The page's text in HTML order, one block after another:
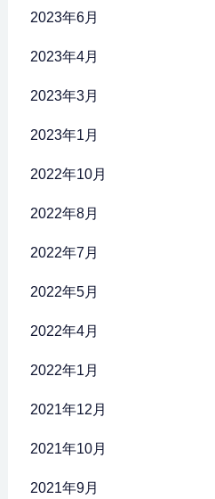
2023年6月
2023年4月
2023年3月
2023年1月
2022年10月
2022年8月
2022年7月
2022年5月
2022年4月
2022年1月
2021年12月
2021年10月
2021年9月